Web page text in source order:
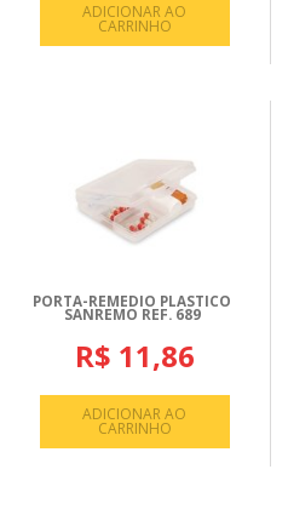
ADICIONAR AO
CARRINHO
PORTA-REMEDIO PLASTICO
SANREMO REF. 689
R$ 11,86
ADICIONAR AO
CARRINHO